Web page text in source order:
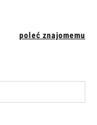
poleć znajomemu